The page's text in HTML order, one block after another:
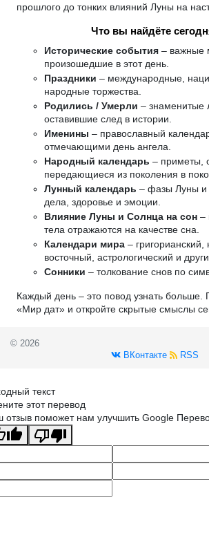
прошлого до тонких влияний Луны на
Что вы найдёте
Исторические события – важные
произошедшие в этот день.
Праздники – международные,
народные торжества.
Родились / Умерли – знаменитые
оставившие след в истории.
Именины – православный
отмечающими день ангела.
Народный календарь – приметы,
передающиеся из поколения в
Лунный календарь – фазы Луны и
дела, здоровье и эмоции.
Влияние Луны и Солнца на сон –
тела отражаются на качестве сна.
Календари мира – григорианский,
восточный, астрологический и
Сонники – толкование снов по
Каждый день – это повод узнать больше.
«Мир дат» и откройте скрытые смыслы
© 2026
ВКонтакте
RSS
текст
этот перевод
отзыв поможет нам улучшить Google